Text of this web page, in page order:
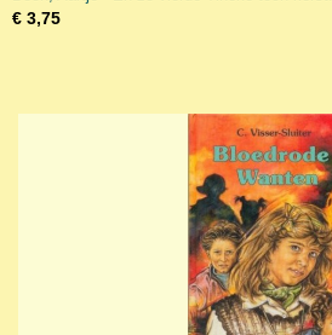
€ 3,75